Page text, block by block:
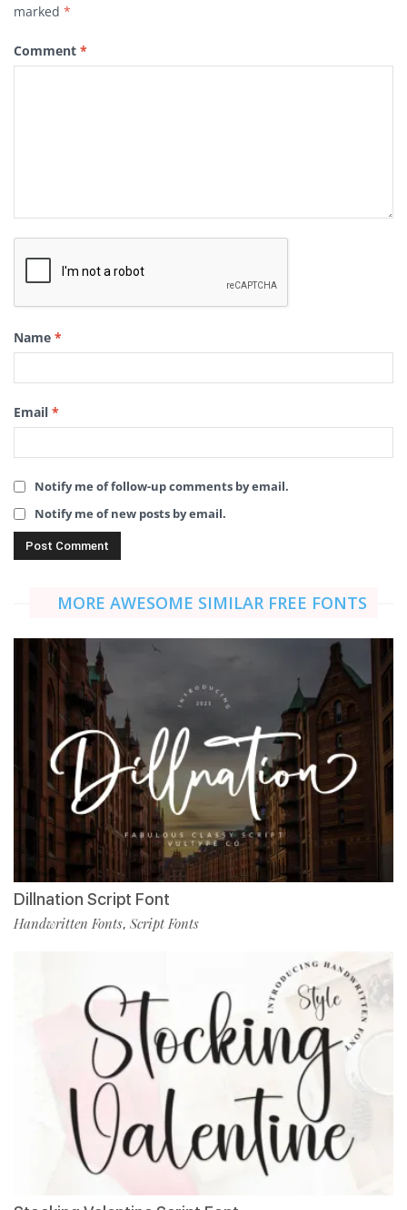
marked *
Comment *
Name *
Email *
Notify me of follow-up comments by email.
Notify me of new posts by email.
MORE AWESOME SIMILAR FREE FONTS
Dillnation Script Font
Handwritten Fonts, Script Fonts